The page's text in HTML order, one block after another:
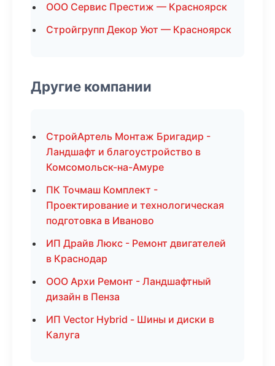
ООО Сервис Престиж — Красноярск
Стройгрупп Декор Уют — Красноярск
Другие компании
СтройАртель Монтаж Бригадир -
Ландшафт и благоустройство в
Комсомольск-на-Амуре
ПК Точмаш Комплект -
Проектирование и технологическая
подготовка в Иваново
ИП Драйв Люкс - Ремонт двигателей
в Краснодар
ООО Архи Ремонт - Ландшафтный
дизайн в Пенза
ИП Vector Hybrid - Шины и диски в
Калуга